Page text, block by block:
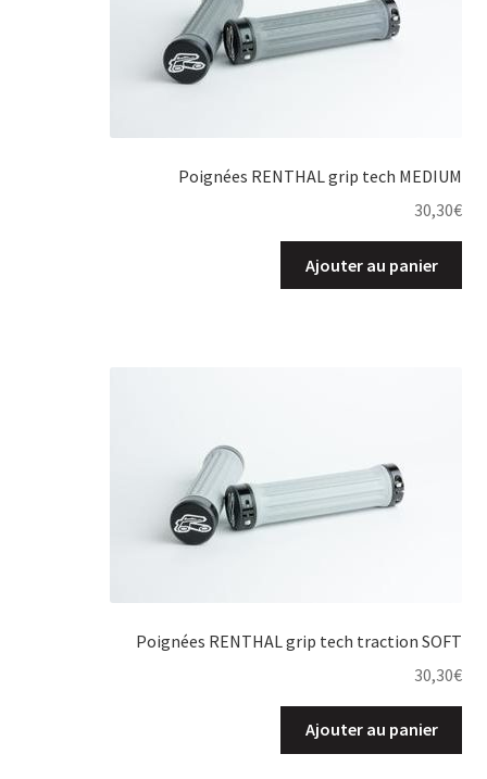
Poignées RENTHAL grip tech MEDIUM
30,30€
Ajouter au panier
Poignées RENTHAL grip tech traction SOFT
30,30€
Ajouter au panier